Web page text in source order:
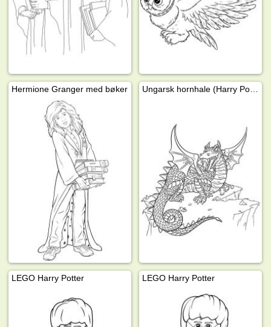
Hermione Granger med bøker
LEGO Harry Potter LEGO Harry Potter